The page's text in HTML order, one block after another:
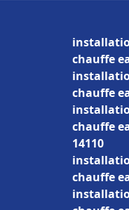
chauffe
chauffe
chauffe
14110
chauffe